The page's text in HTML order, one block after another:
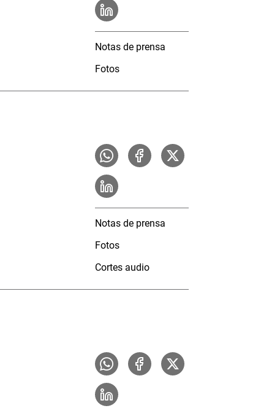
Notas de prensa
Fotos
Notas de prensa
Fotos
Cortes audio